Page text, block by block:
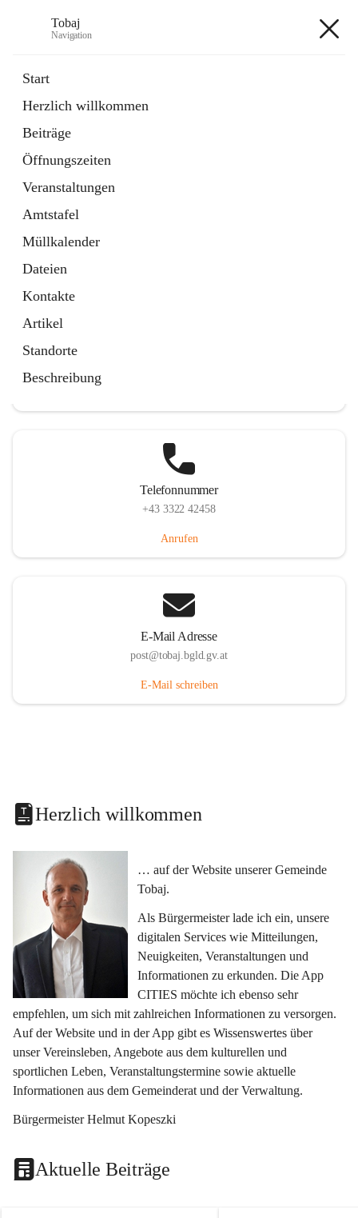
Tobaj
Navigation
Start
Herzlich willkommen
Beiträge
Öffnungszeiten
Veranstaltungen
Amtstafel
Müllkalender
Dateien
Kontakte
Artikel
Standorte
Beschreibung
Externe Webseite
in
Tab
Formulare
2 Schnellzugriffe
Telefonnummer
+43 3322 42458
Anrufen
E-Mail Adresse
post@tobaj.bgld.gv.at
E-Mail schreiben
Herzlich willkommen
… auf der Website unserer Gemeinde
Tobaj.
Als Bürgermeister lade ich ein, unsere
digitalen Services wie Mitteilungen,
Neuigkeiten, Veranstaltungen und
Informationen zu erkunden. Die App
CITIES möchte ich ebenso sehr
empfehlen, um sich mit zahlreichen Informationen zu versorgen.
Auf der Website und in der App gibt es Wissenswertes über
unser Vereinsleben, Angebote aus dem kulturellen und
sportlichen Leben, Veranstaltungstermine sowie aktuelle
Informationen aus dem Gemeinderat und der Verwaltung.
Bürgermeister Helmut Kopeszki
Aktuelle Beiträge